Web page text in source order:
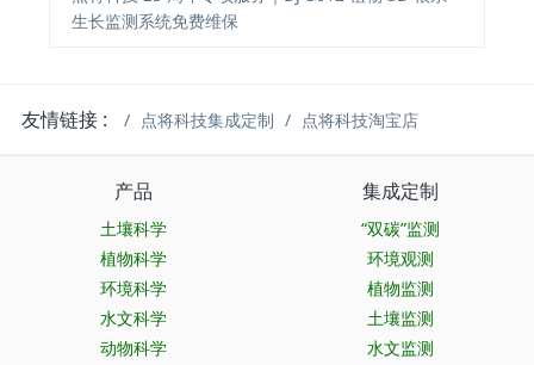
生长监测系统免费维保
友情链接 : 点将科技集成定制 点将科技淘宝店
产品
土壤科学
植物科学
环境科学
水文科学
动物科学
集成定制
“双碳”监测
环境观测
植物监测
土壤监测
水文监测